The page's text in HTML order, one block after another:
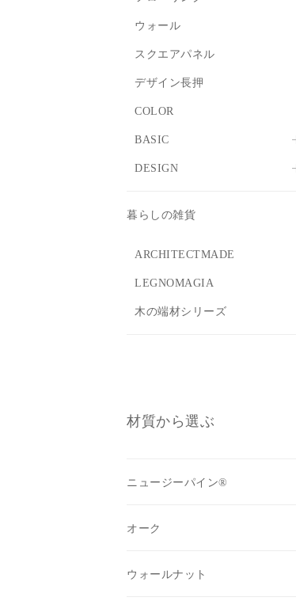
ウォール
スクエアパネル
デザイン長押
COLOR
BASIC
RANDOM
LINE
CHECK
KUMIKI
DESIGN
SPROUT
BAY LEAF
ICE FOREST
SOLID GRAY
暮らしの雑貨
ARCHITECTMADE
LEGNOMAGIA
木の端材シリーズ
材質から選ぶ
ニュージーパイン®
オーク
ウォールナット